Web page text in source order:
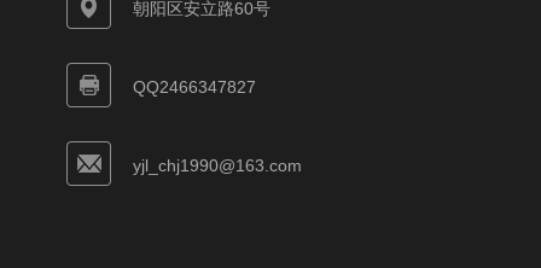
朝阳区安立路60号
QQ2466347827
yjl_chj1990@163.com